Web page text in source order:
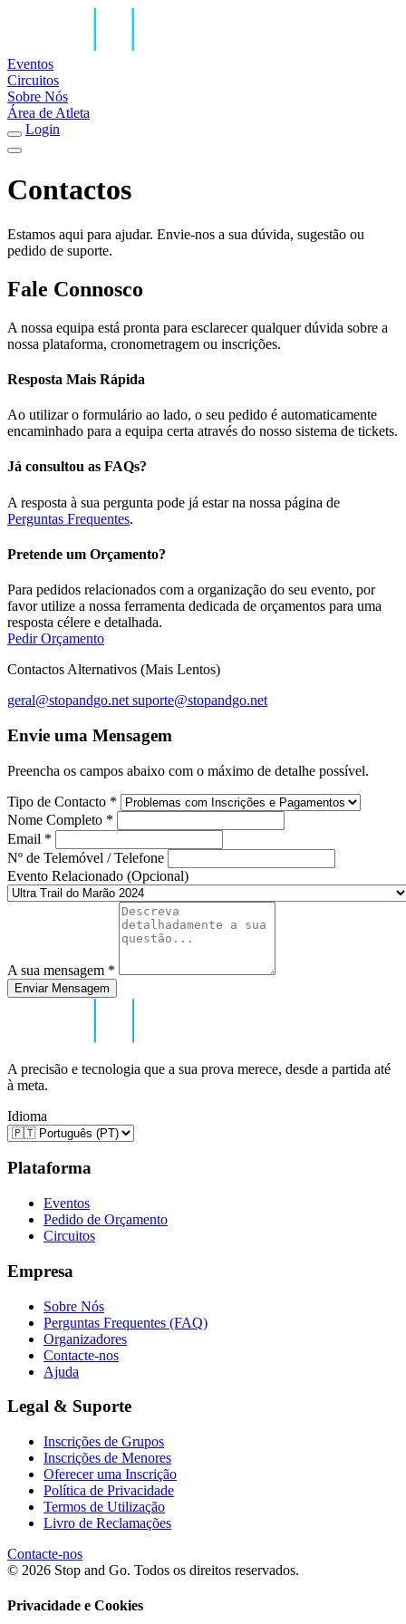
Eventos
Circuitos
Sobre Nós
Área de Atleta
Login
Contactos
Estamos aqui para ajudar. Envie-nos a sua dúvida, sugestão ou
pedido de suporte.
Fale Connosco
A nossa equipa está pronta para esclarecer qualquer dúvida sobre a
nossa plataforma, cronometragem ou inscrições.
Resposta Mais Rápida
Ao utilizar o formulário ao lado, o seu pedido é automaticamente
encaminhado para a equipa certa através do nosso sistema de tickets.
Já consultou as FAQs?
A resposta à sua pergunta pode já estar na nossa página de
Perguntas Frequentes.
Pretende um Orçamento?
Para pedidos relacionados com a organização do seu evento, por
favor utilize a nossa ferramenta dedicada de orçamentos para uma
resposta célere e detalhada.
Pedir Orçamento
Contactos Alternativos (Mais Lentos)
geral@stopandgo.net suporte@stopandgo.net
Envie uma Mensagem
Preencha os campos abaixo com o máximo de detalhe possível.
Tipo de Contacto *
Nome Completo *
Email *
Nº de Telemóvel / Telefone
Evento Relacionado (Opcional)
A sua mensagem *
Enviar Mensagem
A precisão e tecnologia que a sua prova merece, desde a partida até
à meta.
Idioma
Plataforma
Eventos
Pedido de Orçamento
Circuitos
Empresa
Sobre Nós
Perguntas Frequentes (FAQ)
Organizadores
Contacte-nos
Ajuda
Legal & Suporte
Inscrições de Grupos
Inscrições de Menores
Oferecer uma Inscrição
Política de Privacidade
Termos de Utilização
Livro de Reclamações
Contacte-nos
© 2026 Stop and Go. Todos os direitos reservados.
Privacidade e Cookies